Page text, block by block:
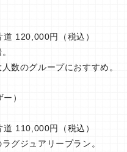
120,000円（税込）
数のグループにおすすめ。
）
110,000円（税込）
グジュアリープラン。